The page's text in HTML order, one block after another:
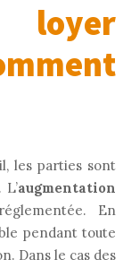
loyer
les parties sont
augmentation
En
pendant toute
Dans le cas des